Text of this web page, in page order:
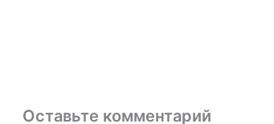
Оставьте комментарий